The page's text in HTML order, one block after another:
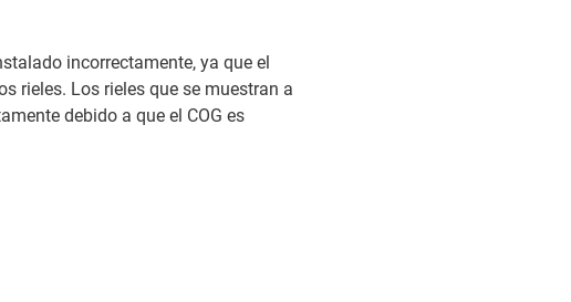
incorrectamente, ya que el
rieles. Los rieles que se muestran a
debido a que el COG es